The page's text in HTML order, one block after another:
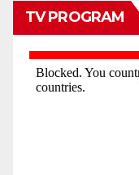
TV PROGRAM